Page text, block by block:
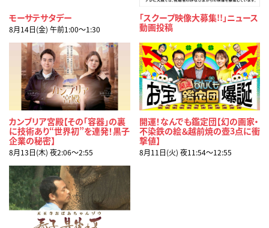
モーサテサタデー
8月14日(金) 午前1:00〜1:30
「スクープ映像大募集!!」ニュース
動画投稿
カンブリア宮殿【その「容器」の裏
に技術あり“世界初”を連発！黒子
企業の秘密】
8月13日(木) 夜2:06〜2:55
開運！なんでも鑑定団【幻の画家・
不染鉄の絵＆越前焼の壺3点に衝
撃値】
8月11日(火) 夜11:54〜12:55